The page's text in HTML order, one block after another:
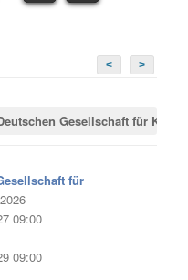
<
>
Gesellschaft für
für
09:00
09:00